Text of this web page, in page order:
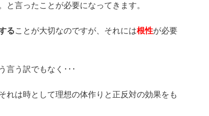
と言ったことが必要になってきます。
ることが大切なのですが、それには根性が必要
言う訳でもなく･･･
れは時として理想の体作りと正反対の効果をも